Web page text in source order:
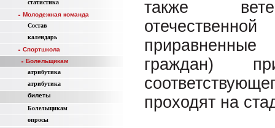
статистика
Молодежная команда
Состав
календарь
Спортшкола
Болельщикам
атрибутика
атрибутика
билеты
Болельщикам
опросы
также
граждан)
проходят на